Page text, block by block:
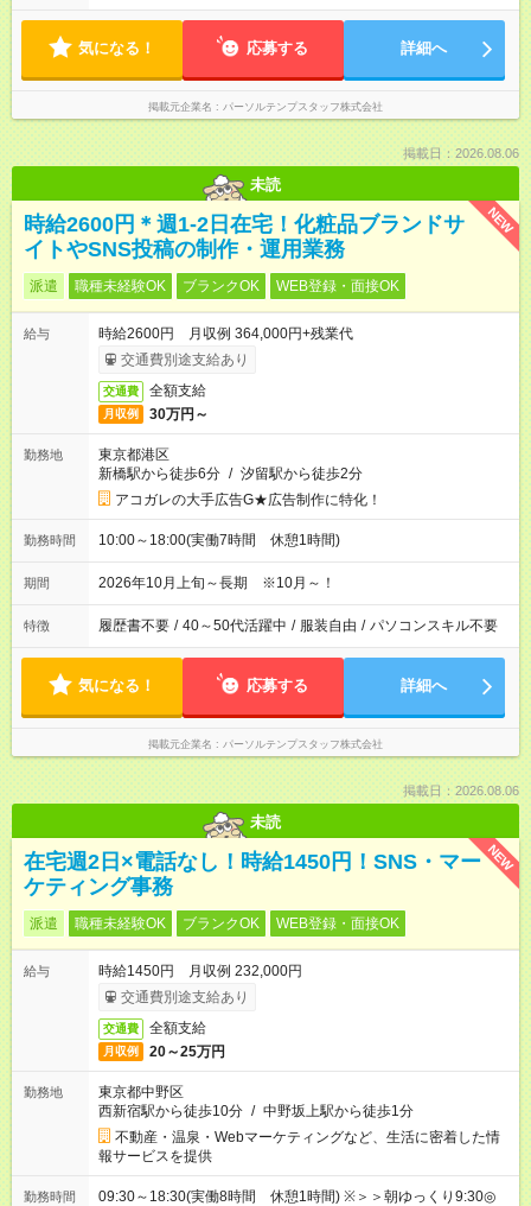
気になる！ 応募する 詳細へ
掲載元企業名 パーソルテンプスタッフ株式会社
掲載日：2026.08.06
未読
NEW
時給2600円＊週1-2日在宅！化粧品ブランドサ
イトやSNS投稿の制作・運用業務
派遣 職種未経験OK ブランクOK WEB登録・面接OK
給与
時給2600円 月収例 364,000円+残業代
交通費別途支給あり
交通費 全額支給
月収例 30万円～
勤務地
東京都港区
新橋駅から徒歩6分 / 汐留駅から徒歩2分
アコガレの大手広告G★広告制作に特化！
勤務時間 10:00～18:00(実働7時間 休憩1時間)
期間 2026年10月上旬～長期 ※10月～！
特徴 履歴書不要 / 40～50代活躍中 / 服装自由 / パソコンスキル不要
気になる！ 応募する 詳細へ
掲載元企業名 パーソルテンプスタッフ株式会社
掲載日：2026.08.06
未読
NEW
在宅週2日×電話なし！時給1450円！SNS・マー
ケティング事務
派遣 職種未経験OK ブランクOK WEB登録・面接OK
給与
時給1450円 月収例 232,000円
交通費別途支給あり
交通費 全額支給
月収例 20～25万円
勤務地
東京都中野区
西新宿駅から徒歩10分 / 中野坂上駅から徒歩1分
不動産・温泉・Webマーケティングなど、生活に密着した情
報サービスを提供
勤務時間
09:30～18:30(実働8時間 休憩1時間) ※＞＞朝ゆっくり9:30◎